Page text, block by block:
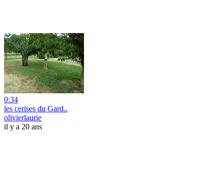
0:34
les cerises du Gard..
olivierlaurie
il y a 20 ans